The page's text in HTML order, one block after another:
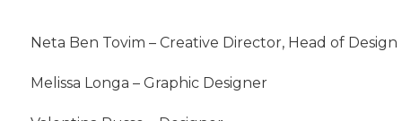
Neta Ben Tovim – Creative Director, Head of Design
Melissa Longa – Graphic Designer